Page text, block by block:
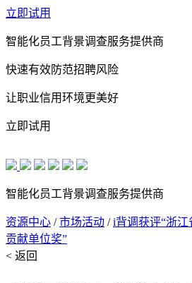
立即试用
智能化员工背景调查服务提供商
快速有效防范招聘风险
让职业信用环境更美好
立即试用
智能化员工背景调查服务提供商
资源中心 /市场活动 /i背调获评“浙
贡献单位奖”
< 返回